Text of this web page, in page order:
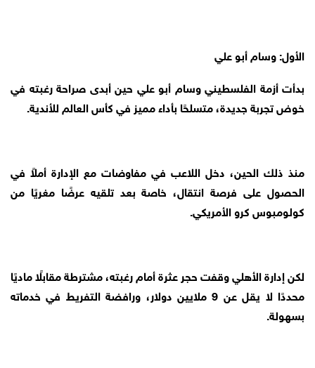
الأول: وسام أبو علي
بدأت أزمة الفلسطيني وسام أبو علي حين أبدى صراحة رغبته في
خوض تجربة جديدة، متسلحًا بأداء مميز في كأس العالم للأندية.
منذ ذلك الحين، دخل اللاعب في مفاوضات مع الإدارة أملاً في
الحصول على فرصة انتقال، خاصة بعد تلقيه عرضًا مغريًا من
كولومبوس كرو الأمريكي.
لكن إدارة الأهلي وقفت حجر عثرة أمام رغبته، مشترطة مقابلًا ماديًا
محددًا لا يقل عن 9 ملايين دولار، ورافضة التفريط في خدماته
بسهولة.